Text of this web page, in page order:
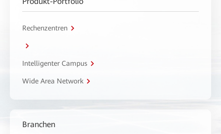
Rechenzentren
Intelligenter Campus
Wide Area Network
Branchen